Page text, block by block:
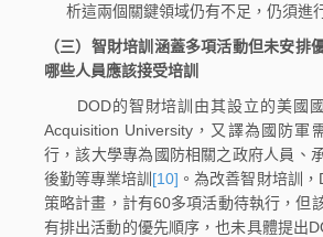
析這兩個關鍵領域仍有不足，仍須進
（三）智財培訓涵蓋多項活動但未安排
哪些人員應該接受培訓
DOD的智財培訓由其設立的美國國
Acquisition University，又譯為國防軍
行，該大學專為國防相關之政府人員、
後勤等專業培訓[10] 。為改善智財培訓
策略計畫，計有60多項活動待執行，但
有排出活動的優先順序，也未具體提出